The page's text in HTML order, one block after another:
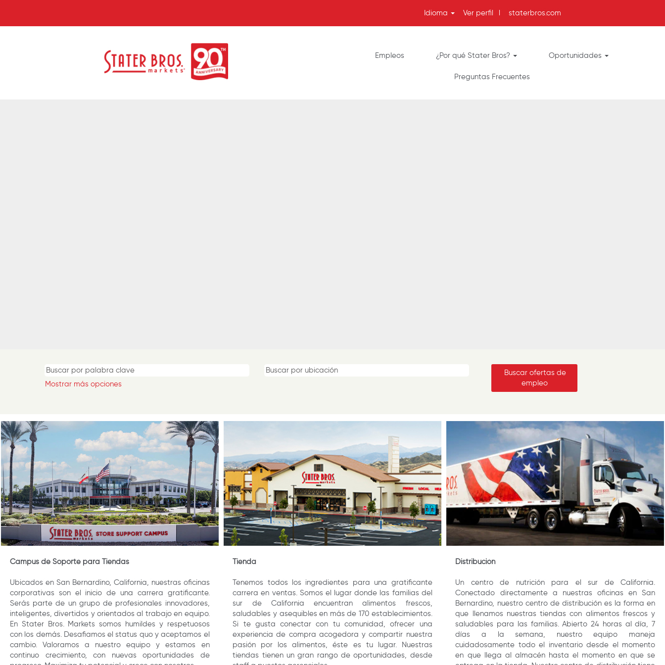
Idioma Ver perfil l staterbros.com
Empleos ¿Por qué Stater Bros? Oportunidades
Preguntas Frecuentes
Mostrar más opciones
Campus de Soporte para Tiendas
Ubicados en San Bernardino, California, nuestras oficinas
corporativas son el inicio de una carrera gratificante.
Serás parte de un grupo de profesionales innovadores,
inteligentes, divertidos y orientados al trabajo en equipo.
En Stater Bros. Markets somos humildes y respetuosos
con los demás. Desafiamos el status quo y aceptamos el
cambio. Valoramos a nuestro equipo y estamos en
continuo crecimiento, con nuevas oportunidades de
Tienda
Tenemos todos los ingredientes para una gratificante
carrera en ventas. Somos el lugar donde las familias del
sur de California encuentran alimentos frescos,
saludables y asequibles en más de 170 establecimientos.
Si te gusta conectar con tu comunidad, ofrecer una
experiencia de compra acogedora y compartir nuestra
pasión por los alimentos, éste es tu lugar. Nuestras
tiendas tienen un gran rango de oportunidades, desde
Distribución
Un centro de nutrición para el sur de California.
Conectado directamente a nuestras oficinas en San
Bernardino, nuestro centro de distribución es la forma en
que llenamos nuestras tiendas con alimentos frescos y
saludables para las familias. Abierto 24 horas al día, 7
días a la semana, nuestro equipo maneja
cuidadosamente todo el inventario desde el momento
en que llega al almacén hasta el momento en que se